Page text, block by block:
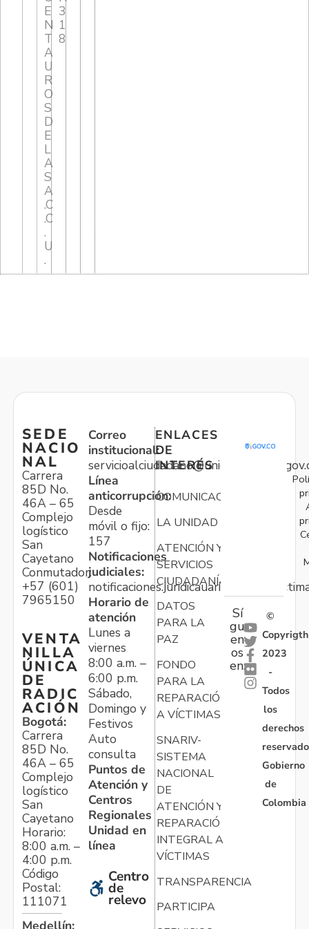
E
N
T
A
U
R
O
S
D
E
L
A
S
A
.C
.C
.
U
.
3
1
8
SEDE
NACIO
NAL
Carrera
85D No.
46A – 65
Complejo
logístico
San
Cayetano
Conmutador:
+57 (601)
7965150
VENTA
NILLA
ÚNICA
DE
RADIC
ACIÓN
Bogotá:
Carrera
85D No.
46A – 65
Complejo
logístico
San
Cayetano
Horario:
8:00 a.m. –
4:00 p.m.
Código
Postal:
111071
Medellín:
Correo
institucional:
Línea
anticorrupción:
Desde
móvil o fijo:
157
Notificaciones
judiciales:
Horario de
atención
Lunes a
viernes
8:00 a.m. –
6:00 p.m.
Sábado,
Domingo y
Festivos
Auto
consulta
Puntos de
Atención y
Centros
Regionales
Unidad en
línea
Centro
de
relevo
ENLACES
DE
INTERÉS
COMUNICACIONES
LA UNIDAD
ATENCIÓN Y
SERVICIOS
CIUDADANÍA
DATOS
PARA LA
PAZ
FONDO
PARA LA
REPARACIÓN
A VÍCTIMAS
SNARIV-
SISTEMA
NACIONAL
DE
ATENCIÓN Y
REPARACIÓN
INTEGRAL A
VÍCTIMAS
TRANSPARENCIA
PARTICIPA
Sí
gu
en
os
en:
©
Copyrigth
2023
-
Todos
los
derechos
Gobierno
de
Colombia